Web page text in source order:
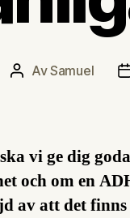
Inläggsförfattare
AvSamuel
vi ge dig
och om en
av att det